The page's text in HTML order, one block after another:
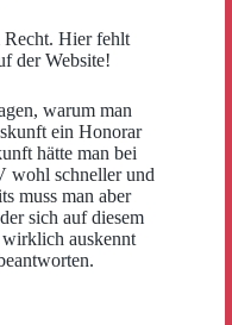
Hier fehlt
der Website!
warum man
ein Honorar
hätte man bei
wohl schneller und
muss man aber
sich auf diesem
auskennt